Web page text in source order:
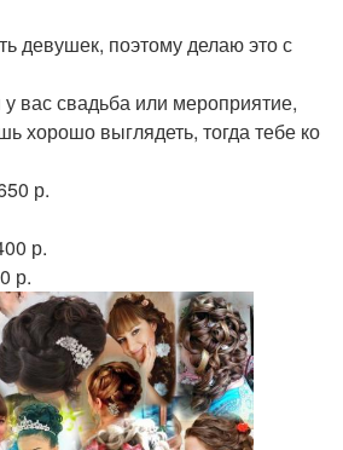
девушек, поэтому делаю это с
вас свадьба или мероприятие,
хорошо выглядеть, тогда тебе ко
р.
р.
р.